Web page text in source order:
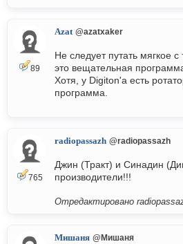
89
Azat @azatxaker
Не следует путать мягкое
это вещательная
Хотя, у Digiton'а есть
программа.
765
radiopassazh @radiopassazh
Джин (Тракт) и Синадин
производители!!!
Отредактировано
Мишаня @Мишаня